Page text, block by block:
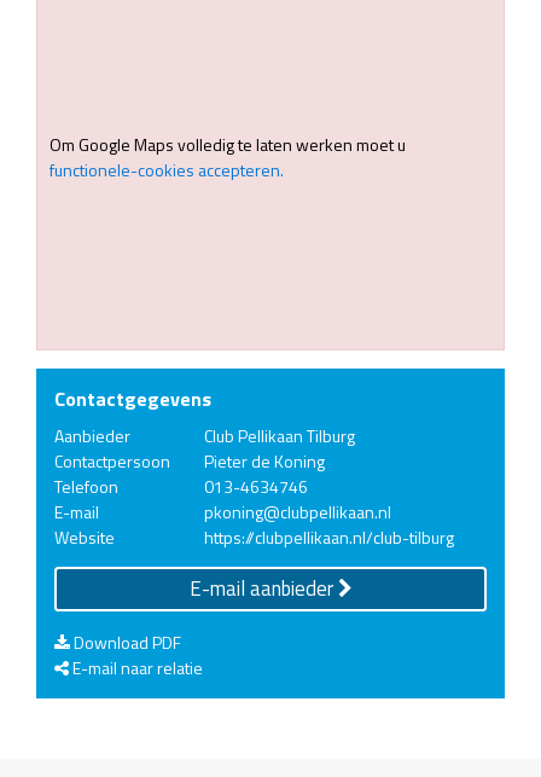
Om Google Maps volledig te laten werken moet u
functionele-cookies accepteren.
Contactgegevens
Aanbieder
Club Pellikaan Tilburg
Contactpersoon
Pieter de Koning
Telefoon
013-4634746
E-mail
pkoning@clubpellikaan.nl
Website
https://clubpellikaan.nl/club-tilburg
E-mail aanbieder
Download PDF
E-mail naar relatie